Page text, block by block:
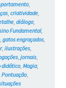
,
, criatividade,
, diálogo,
Fundamental,
, gatos engraçados,
, ilustrações,
, jornais,
didático, Magia,
Pontuação,